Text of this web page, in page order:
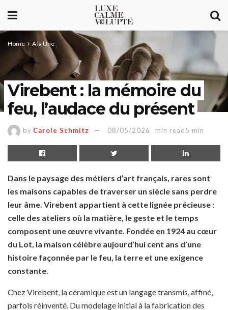
Home A la Une
Virebent : la mémoire du
feu, l’audace du présent
by Carole Schmitz 08/05/2026 min read5 min
Dans le paysage des métiers d’art français, rares sont
les maisons capables de traverser un siècle sans perdre
leur âme. Virebent appartient à cette lignée précieuse :
celle des ateliers où la matière, le geste et le temps
composent une œuvre vivante. Fondée en 1924 au cœur
du Lot, la maison célèbre aujourd’hui cent ans d’une
histoire façonnée par le feu, la terre et une exigence
constante.
Chez Virebent, la céramique est un langage transmis, affiné,
parfois réinventé. Du modelage initial à la fabrication des